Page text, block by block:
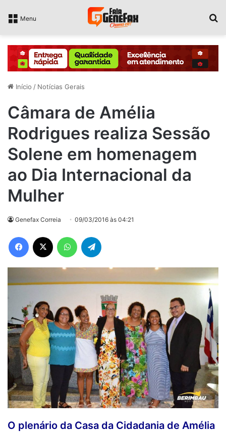
Menu
Início / Notícias Gerais
Câmara de Amélia
Rodrigues realiza Sessão
Solene em homenagem
ao Dia Internacional da
Mulher
Genefax Correia 09/03/2016 às 04:21
Facebook WhatsApp
O plenário da Casa da Cidadania de Amélia